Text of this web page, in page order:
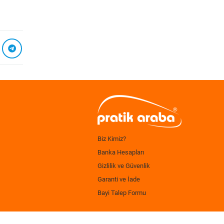
Biz Kimiz?
Banka Hesapları
Gizlilik ve Güvenlik
Garanti ve İade
Bayi Talep Formu